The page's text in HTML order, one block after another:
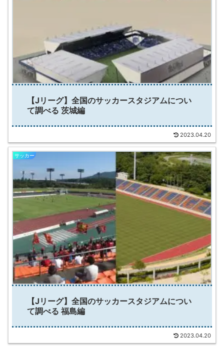
【Jリーグ】全国のサッカースタジアムについ
て調べる 茨城編
2023.04.20
サッカー
【Jリーグ】全国のサッカースタジアムについ
て調べる 福島編
2023.04.20